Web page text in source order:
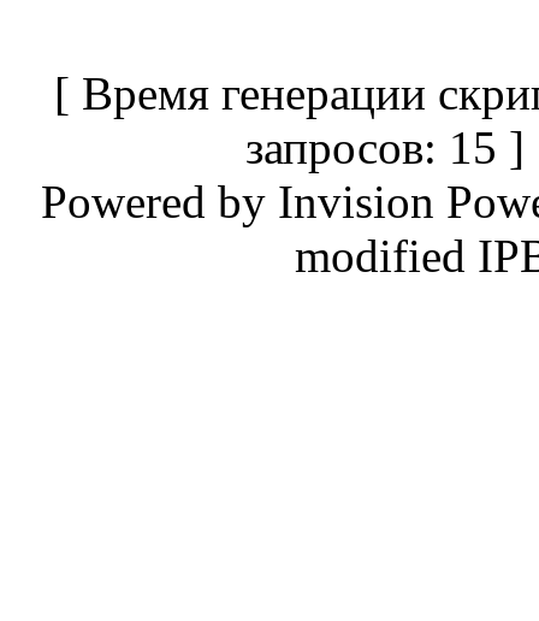
[ Время генерации
запросов:
Powered by Invision
modified